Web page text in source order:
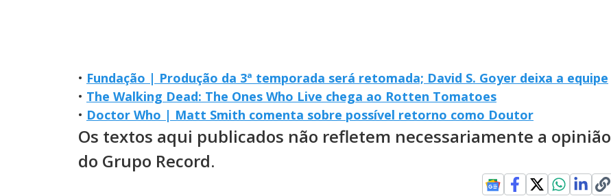
• Fundação | Produção da 3ª temporada será retomada; David S. Goyer deixa a equipe
• The Walking Dead: The Ones Who Live chega ao Rotten Tomatoes
• Doctor Who | Matt Smith comenta sobre possível retorno como Doutor
Os textos aqui publicados não refletem necessariamente a opinião
do Grupo Record.